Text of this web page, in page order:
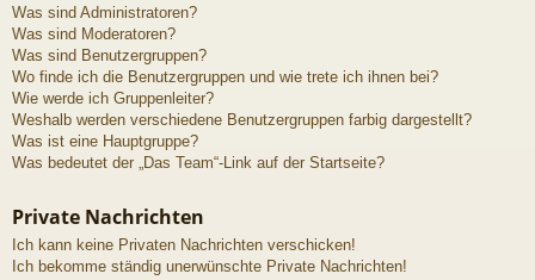
Was sind Administratoren?
Was sind Moderatoren?
Was sind Benutzergruppen?
Wo finde ich die Benutzergruppen und wie trete ich ihnen bei?
Wie werde ich Gruppenleiter?
Weshalb werden verschiedene Benutzergruppen farbig dargestellt?
Was ist eine Hauptgruppe?
Was bedeutet der „Das Team“-Link auf der Startseite?
Private Nachrichten
Ich kann keine Privaten Nachrichten verschicken!
Ich bekomme ständig unerwünschte Private Nachrichten!